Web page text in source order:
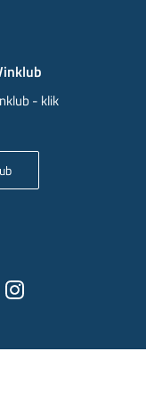
- klik